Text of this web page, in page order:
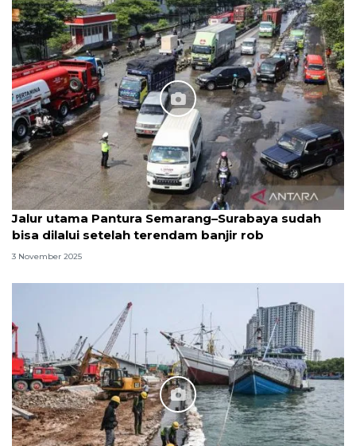
Jalur utama Pantura Semarang–Surabaya sudah
bisa dilalui setelah terendam banjir rob
3 November 2025